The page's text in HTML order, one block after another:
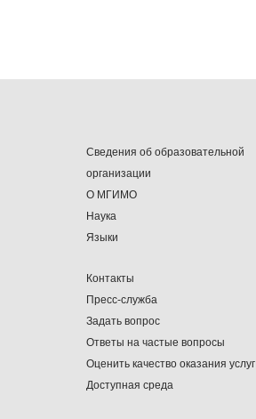
Сведения об образовательной
организации
О МГИМО
Наука
Языки
Контакты
Пресс-служба
Задать вопрос
Ответы на частые вопросы
Оценить качество оказания услуг
Доступная среда